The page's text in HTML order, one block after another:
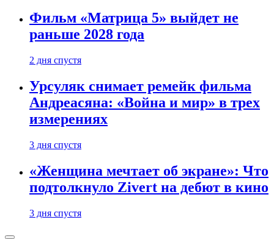
Фильм «Матрица 5» выйдет не
раньше 2028 года
2 дня спустя
Урсуляк снимает ремейк фильма
Андреасяна: «Война и мир» в трех
измерениях
3 дня спустя
«Женщина мечтает об экране»: Что
подтолкнуло Zivert на дебют в кино
3 дня спустя